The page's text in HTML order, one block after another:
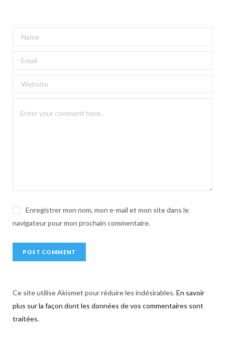
Enregistrer mon nom, mon e-mail et mon site dans le
navigateur pour mon prochain commentaire.
l
e
n
Ce site utilise Akismet pour réduire les indésirables.En savoir
plus sur la façon dont les données de vos commentaires sont
traitées.